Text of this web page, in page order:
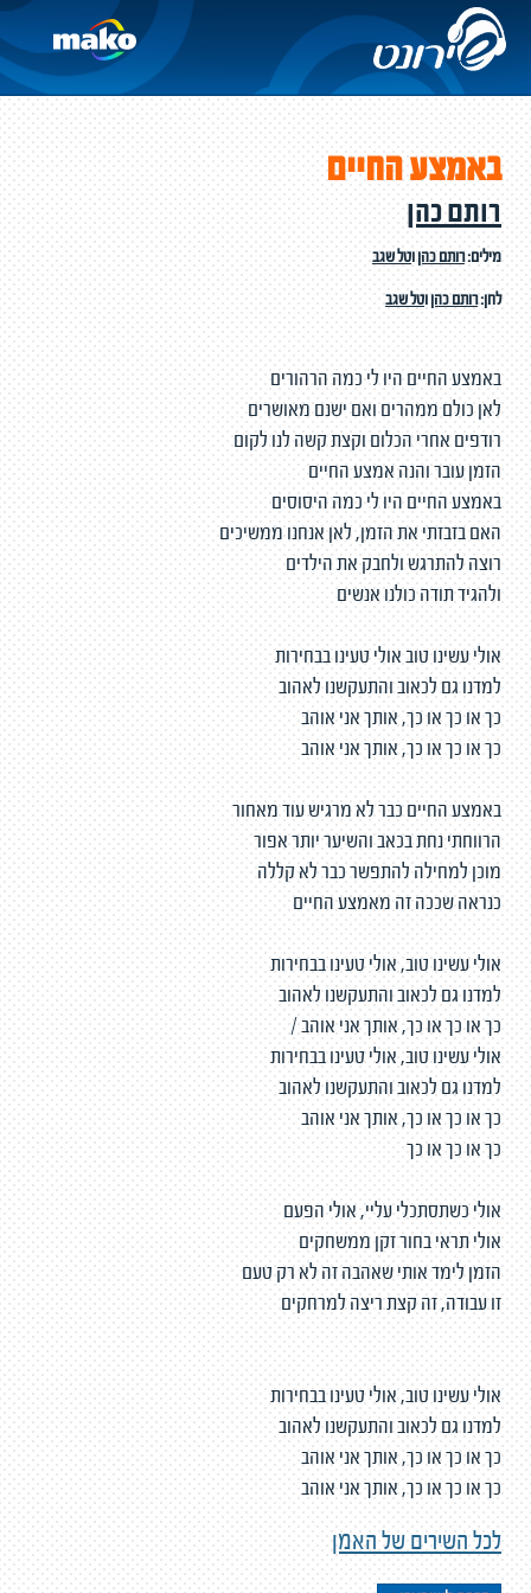
באמצע החיים
רותם כהן
מילים:רותם כהןוטל שגב
לחן:רותם כהןוטל שגב
באמצע החיים היו לי כמה הרהורים
לאן כולם ממהרים ואם ישנם מאושרים
רודפים אחרי הכלום וקצת קשה לנו לקום
הזמן עובר והנה אמצע החיים
באמצע החיים היו לי כמה היסוסים
האם בזבזתי את הזמן, לאן אנחנו ממשיכים
רוצה להתרגש ולחבק את הילדים
ולהגיד תודה כולנו אנשים
אולי עשינו טוב אולי טעינו בבחירות
למדנו גם לכאוב והתעקשנו לאהוב
כך או כך או כך, אותך אני אוהב
כך או כך או כך, אותך אני אוהב
באמצע החיים כבר לא מרגיש עוד מאחור
הרווחתי נחת בכאב והשיער יותר אפור
מוכן למחילה להתפשר כבר לא קללה
כנראה שככה זה מאמצע החיים
אולי עשינו טוב, אולי טעינו בבחירות
למדנו גם לכאוב והתעקשנו לאהוב
כך או כך או כך, אותך אני אוהב /
אולי עשינו טוב, אולי טעינו בבחירות
למדנו גם לכאוב והתעקשנו לאהוב
כך או כך או כך, אותך אני אוהב
כך או כך או כך
אולי כשתסתכלי עליי, אולי הפעם
אולי תראי בחור זקן ממשחקים
הזמן לימד אותי שאהבה זה לא רק טעם
זו עבודה, זה קצת ריצה למרחקים
אולי עשינו טוב, אולי טעינו בבחירות
למדנו גם לכאוב והתעקשנו לאהוב
כך או כך או כך, אותך אני אוהב
כך או כך או כך, אותך אני אוהב
לכל השירים של האמן